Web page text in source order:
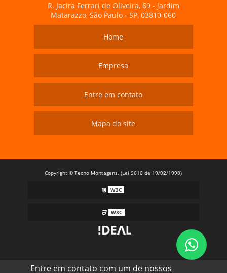
Entre em contato com um de nossos
R. Jacira Ferrari de Oliveira, 69 - Jardim
Matarazzo, São Paulo - SP, 03810-060
Home
Empresa
Entre em contato
Mapa do site
Copyright © Tecno Montagens. (Lei 9610 de 19/02/1998)
W3C
W3C